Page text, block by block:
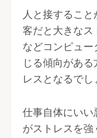
人と接するこ
客だと大きなス
などコンピュ
じる傾向があ
レスとなるでし
仕事自体にいい
がストレスを強